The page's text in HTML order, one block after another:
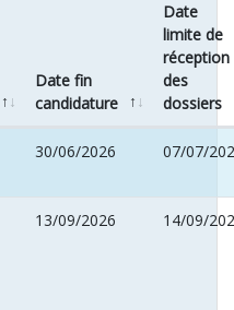
Date fin
candidature
Date
limite de
réception
des
dossiers
30/06/2026 07/07/
13/09/2026 14/09/